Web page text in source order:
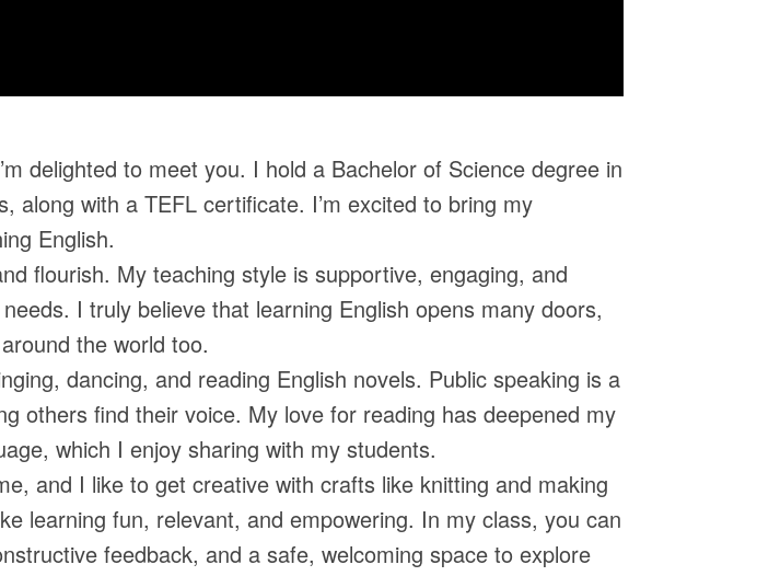
delighted to meet you. I hold a Bachelor of Science degree in
along with a TEFL certificate. I’m excited to bring my
English.
flourish. My teaching style is supportive, engaging, and
I truly believe that learning English opens many doors,
the world too.
dancing, and reading English novels. Public speaking is a
others find their voice. My love for reading has deepened my
which I enjoy sharing with my students.
and I like to get creative with crafts like knitting and making
learning fun, relevant, and empowering. In my class, you can
feedback, and a safe, welcoming space to explore